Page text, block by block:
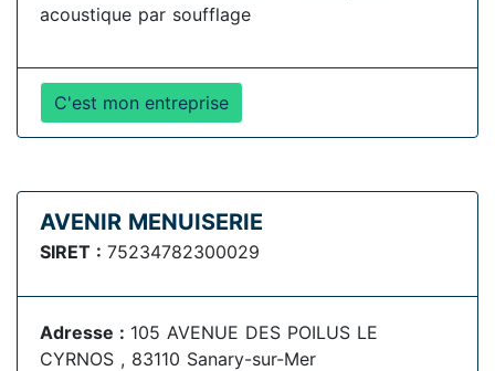
acoustique par soufflage
C'est mon entreprise
AVENIR MENUISERIE
SIRET : 75234782300029
Adresse : 105 AVENUE DES POILUS LE
CYRNOS , 83110 Sanary-sur-Mer